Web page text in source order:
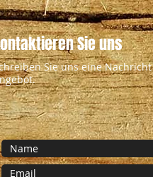
Sie uns
Sie uns eine